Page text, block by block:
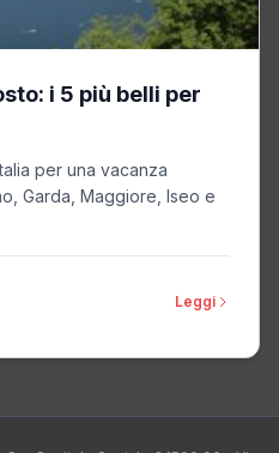
i 5 più belli per
per una vacanza
Garda, Maggiore, Iseo e
Leggi